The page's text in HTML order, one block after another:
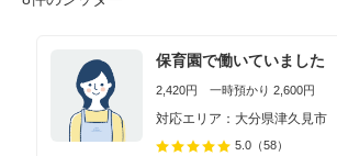
保育園で働いていました
2,420円 一時預かり 2,600円
対応エリア：大分県津久見市
5.0 （58）